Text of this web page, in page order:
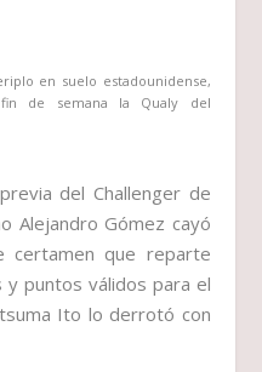
en suelo estadounidense,
de semana la Qualy del
del Challenger de
Alejandro Gómez cayó
certamen que reparte
puntos válidos para el
Ito lo derrotó con